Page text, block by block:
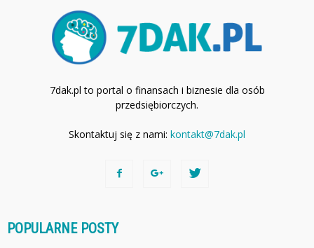
7dak.pl to portal o finansach i biznesie dla osób
przedsiębiorczych.
Skontaktuj się z nami: kontakt@7dak.pl
POPULARNE POSTY